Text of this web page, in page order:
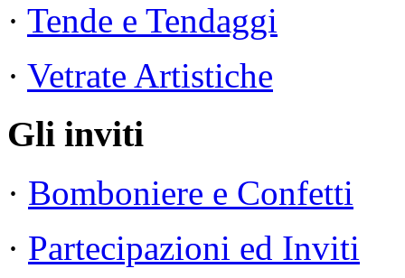
· Tende e Tendaggi
· Vetrate Artistiche
Gli inviti
· Bomboniere e Confetti
· Partecipazioni ed Inviti